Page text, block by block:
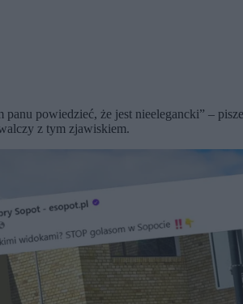
panu powiedzieć, że jest nieelegancki” –
z tym zjawiskiem.